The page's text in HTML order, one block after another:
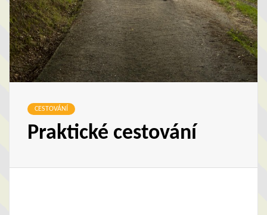
CESTOVÁNÍ
Praktické cestování